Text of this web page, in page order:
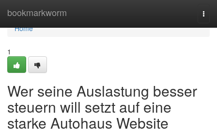
bookmarkworm
Home
Home
1
Wer seine Auslastung besser
steuern will setzt auf eine
starke Autohaus Website